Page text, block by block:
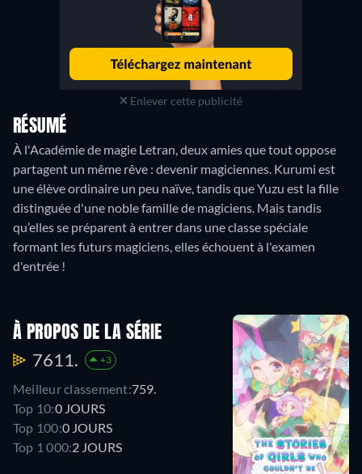
Enlever cette publicité
RÉSUMÉ
À l'Académie de magie Letran, deux amies que tout oppose
partagent un même rêve : devenir magiciennes. Kurumi est
une élève ordinaire un peu naïve, tandis que Yuzu est la fille
distinguée d'une noble famille de magiciens. Mais tandis
qu’elles se préparent à entrer dans une classe spéciale
formant les futurs magiciens, elles échouent à l'examen
d'entrée !
À PROPOS DE LA SÉRIE
7611. +3
Meilleur classement:759.
Top 10:0 JOURS
Top 100:0 JOURS
Top 1 000:2 JOURS